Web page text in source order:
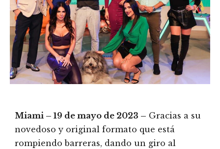
Miami – 19 de mayo de 2023 – Gracias a su
novedoso y original formato que está
rompiendo barreras, dando un giro al